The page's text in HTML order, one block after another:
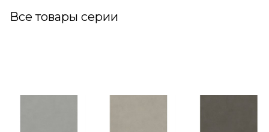
Все товары серии